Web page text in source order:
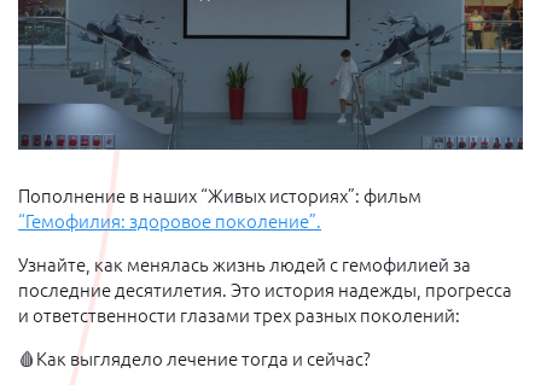
Пополнение в наших “Живых историях”: фильм
“Гемофилия: здоровое поколение”.
Узнайте, как менялась жизнь людей с гемофилией за
последние десятилетия. Это история надежды, прогресса
и ответственности глазами трех разных поколений:
🩸Как выглядело лечение тогда и сейчас?